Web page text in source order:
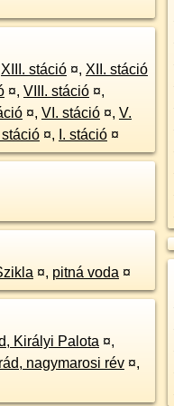
XIII. stáció ¤, XII. stáció
¤, VIII. stáció ¤,
¤, VI. stáció ¤, V.
stáció ¤, I. stáció ¤
¤, pitná voda ¤
Királyi Palota ¤,
nagymarosi rév ¤,